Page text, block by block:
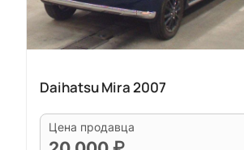
Daihatsu Mira 2007
Цена продавца